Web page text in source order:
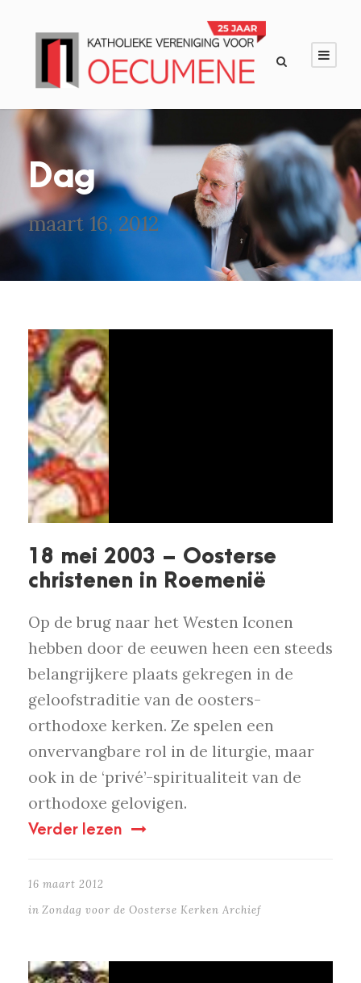
Dag
maart 16, 2012
18 mei 2003 – Oosterse
christenen in Roemenië
Op de brug naar het Westen Iconen
hebben door de eeuwen heen een steeds
belangrijkere plaats gekregen in de
geloofstraditie van de oosters-
orthodoxe kerken. Ze spelen een
onvervangbare rol in de liturgie, maar
ook in de ‘privé’-spiritualiteit van de
orthodoxe gelovigen.
Verder lezen
16 maart 2012
in Zondag voor de Oosterse Kerken Archief